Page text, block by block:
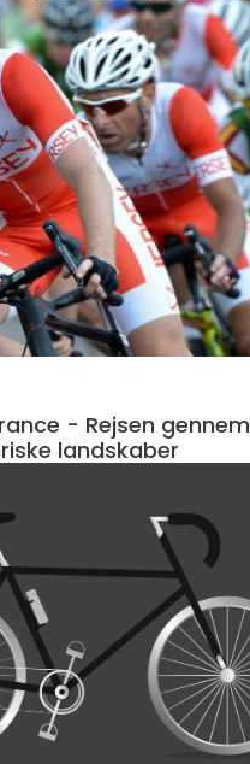
- Rejsen gennem
landskaber